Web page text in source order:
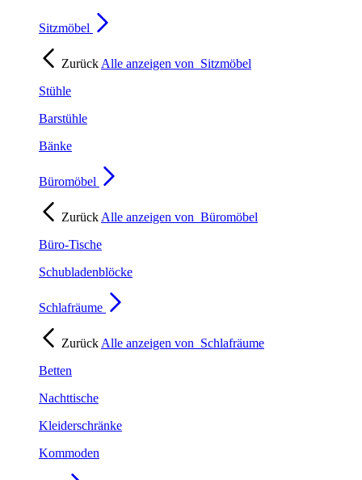
Sitzmöbel
Zurück Alle anzeigen von Sitzmöbel
Stühle
Barstühle
Bänke
Büromöbel
Zurück Alle anzeigen von Büromöbel
Büro-Tische
Schubladenblöcke
Schlafräume
Zurück Alle anzeigen von Schlafräume
Betten
Nachttische
Kleiderschränke
Kommoden